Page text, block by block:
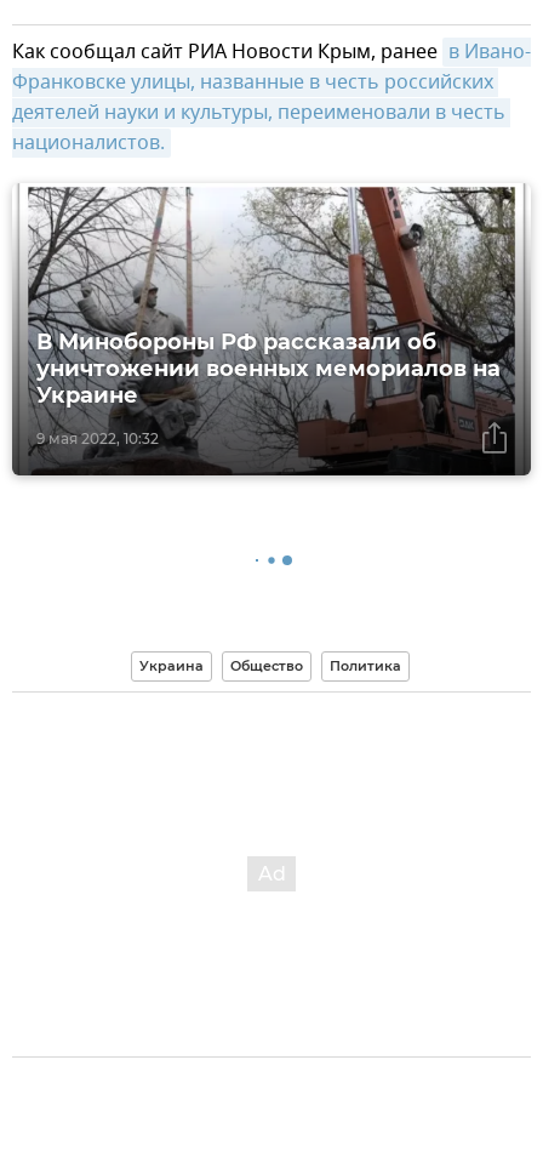
Как сообщал сайт РИА Новости Крым, ранее в Ивано-
Франковске улицы, названные в честь российских
деятелей науки и культуры, переименовали в честь
националистов.
9 мая 2022, 10:32
В Минобороны РФ рассказали об
уничтожении военных мемориалов на
Украине
Украина Общество Политика